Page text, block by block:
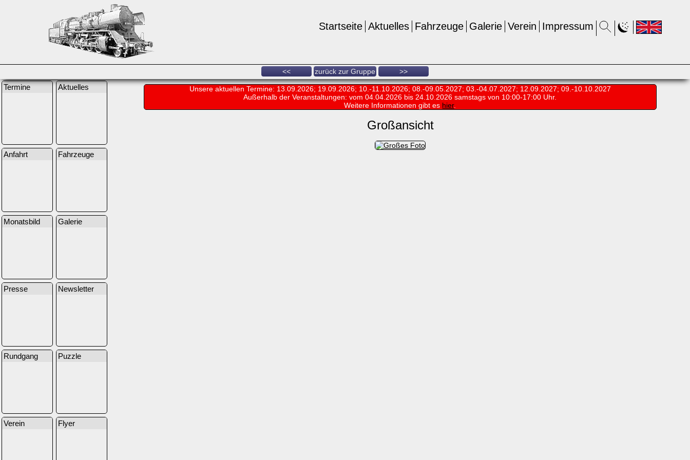
Impressum
Verein
Galerie
Fahrzeuge
Aktuelles
Startseite
<< zurück zur Gruppe >>
Termine Aktuelles
Anfahrt Fahrzeuge
Monatsbild Galerie
Presse Newsletter
Rundgang Puzzle
Verein Flyer
Unsere aktuellen Termine: 13.09.2026; 19.09.2026; 10.-11.10.2026; 08.-09.05.2027; 03.-04.07.2027; 12.09.2027; 09.-10.10.2027
Außerhalb der Veranstaltungen:vom 04.04.2026 bis 24.10.2026 samstags von 10:00-17:00 Uhr.
Weitere Informationen gibt es hier.
Großansicht